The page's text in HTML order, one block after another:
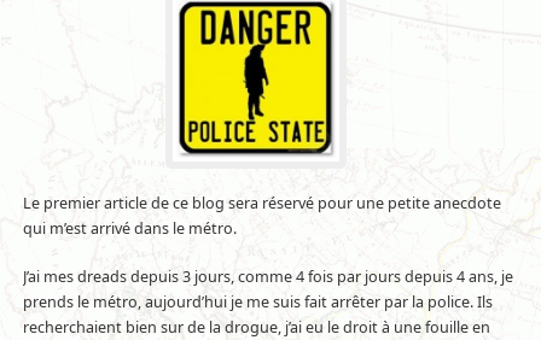
Le premier article de ce blog sera réservé pour une petite anecdote
qui m’est arrivé dans le métro.
J’ai mes dreads depuis 3 jours, comme 4 fois par jours depuis 4 ans, je
prends le métro, aujourd’hui je me suis fait arrêter par la police. Ils
recherchaient bien sur de la drogue, j’ai eu le droit à une fouille en